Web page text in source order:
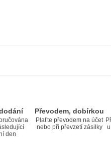
den
Převodem, dobírkou
Plaťte převodem na účet
nebo při převzetí zásilky